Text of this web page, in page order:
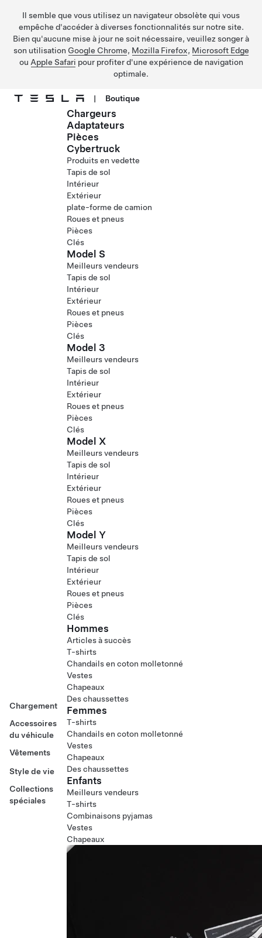
Il semble que vous utilisez un navigateur obsolète qui vous
empêche d'accéder à diverses fonctionnalités sur notre site.
Bien qu'aucune mise à jour ne soit nécessaire, veuillez songer à
son utilisation Google Chrome, Mozilla Firefox, Microsoft Edge
ou Apple Safari pour profiter d'une expérience de navigation
optimale.
Passez au contenu principal
| Boutique
Chargement
Accessoires
du véhicule
Vêtements
Style de vie
Collections
spéciales
Chargeurs
Adaptateurs
Pièces
Cybertruck
Produits en vedette
Tapis de sol
Intérieur
Extérieur
plate-forme de camion
Roues et pneus
Pièces
Clés
Model S
Meilleurs vendeurs
Tapis de sol
Intérieur
Extérieur
Roues et pneus
Pièces
Clés
Model 3
Meilleurs vendeurs
Tapis de sol
Intérieur
Extérieur
Roues et pneus
Pièces
Clés
Model X
Meilleurs vendeurs
Tapis de sol
Intérieur
Extérieur
Roues et pneus
Pièces
Clés
Model Y
Meilleurs vendeurs
Tapis de sol
Intérieur
Extérieur
Roues et pneus
Pièces
Clés
Hommes
Articles à succès
T-shirts
Chandails en coton molletonné
Vestes
Chapeaux
Des chaussettes
Femmes
T-shirts
Chandails en coton molletonné
Vestes
Chapeaux
Des chaussettes
Enfants
Meilleurs vendeurs
T-shirts
Combinaisons pyjamas
Vestes
Chapeaux